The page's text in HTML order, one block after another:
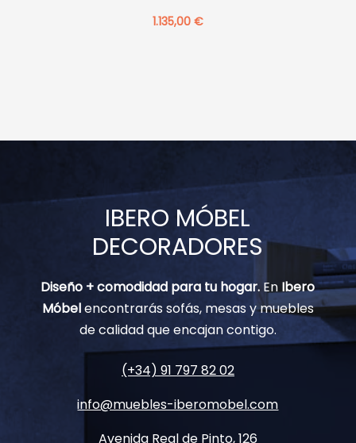
1.135,00 €
IBERO MÓBEL
DECORADORES
Diseño + comodidad para tu hogar. EnIbero
Móbelencontrarás sofás, mesas y muebles
de calidad que encajan contigo.
(+34) 91 797 82 02
info@muebles-iberomobel.com
Avenida Real de Pinto, 126